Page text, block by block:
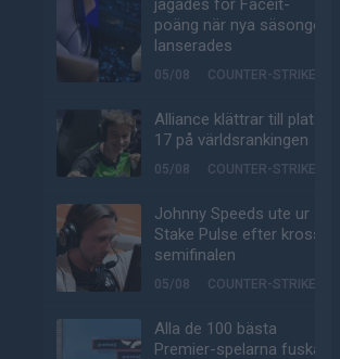
jagades för Faceit-
poäng när nya säsongen
lanserades
05/08 COUNTER-STRIKE
Alliance klättrar till plats
17 på världsrankingen
05/08 COUNTER-STRIKE
Johnny Speeds ute ur
Stake Pulse efter kross i
semifinalen
05/08 COUNTER-STRIKE
Alla de 100 bästa
Premier-spelarna fuskar